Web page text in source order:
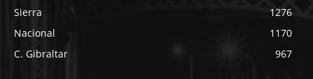
Sierra
1276
Nacional
1170
C. Gibraltar
967